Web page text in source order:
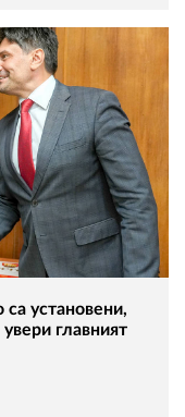
установени,
главният